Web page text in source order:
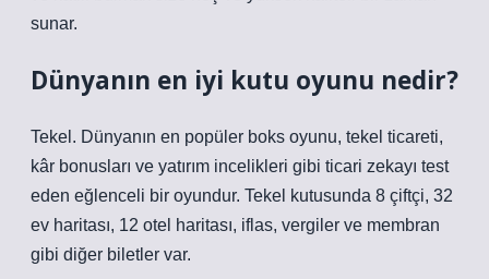
sunar.
Dünyanın en iyi kutu oyunu nedir?
Tekel. Dünyanın en popüler boks oyunu, tekel ticareti,
kâr bonusları ve yatırım incelikleri gibi ticari zekayı test
eden eğlenceli bir oyundur. Tekel kutusunda 8 çiftçi, 32
ev haritası, 12 otel haritası, iflas, vergiler ve membran
gibi diğer biletler var.